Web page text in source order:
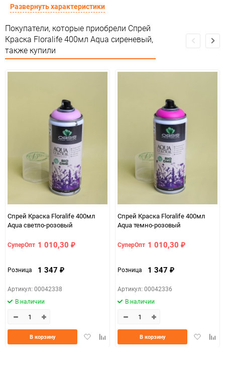
Особые условия
Минимальное количество 1
Количество в коробке
Единица измерения шт
Развернуть характеристики
Покупатели, которые приобрели Спрей
Краска Floralife 400мл Aqua сиреневый,
также купили
Спрей Краска Floralife 400мл
Aqua светло-розовый
СуперОпт 1 010,30 ₽
Розница 1 347 ₽
Артикул: 00042338
В наличии
ДобавитьДобавить
В корзину
Спрей Краска Floralife 400мл
Aqua темно-розовый
СуперОпт 1 010,30 ₽
Розница 1 347 ₽
Артикул: 00042336
В наличии
Добавить
В корзину